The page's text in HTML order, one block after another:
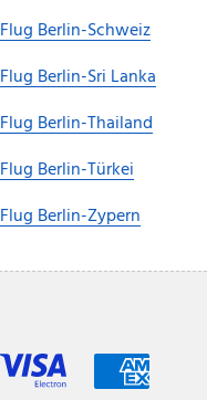
Flug Berlin-Schweiz
Flug Berlin-Sri Lanka
Flug Berlin-Thailand
Flug Berlin-Türkei
Flug Berlin-Zypern